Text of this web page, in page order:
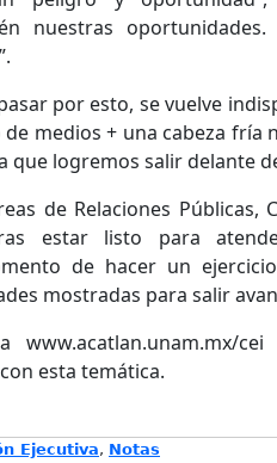
nuestras
por esto, se vuelve
medios + una cabeza fría
que logremos salir delante
de Relaciones Públicas,
estar listo para
de hacer un
mostradas para salir
www.acatlan.unam.mx/
esta temática.
Ejecutiva, Notas